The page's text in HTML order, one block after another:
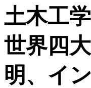
土木工
世界四
明、イ